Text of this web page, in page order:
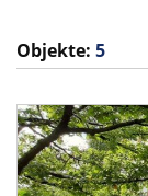
Objekte: 5